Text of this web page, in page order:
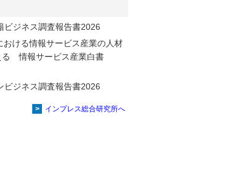
ビジネス調査報告書2026
おける情報サービス産業の⼈材
る 情報サービス産業⽩書
ビジネス調査報告書2026
インプレス総合研究所へ